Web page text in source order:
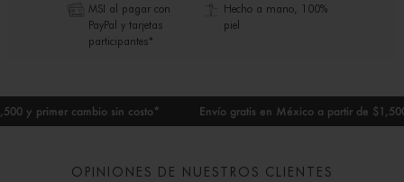
MSI al pagar con
PayPal y tarjetas
participantes*
Hecho a mano, 100%
piel
y primer cambio sin costo* Envío gratis en México a partir de $1,500
OPINIONES DE NUESTROS CLIENTES